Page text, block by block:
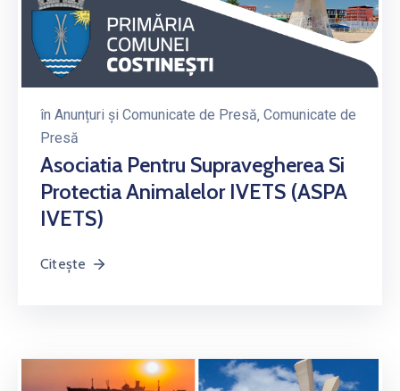
în Anunțuri și Comunicate de Presă‚ Comunicate de
Presă
Asociatia Pentru Supravegherea Si
Protectia Animalelor IVETS (ASPA
IVETS)
Citește